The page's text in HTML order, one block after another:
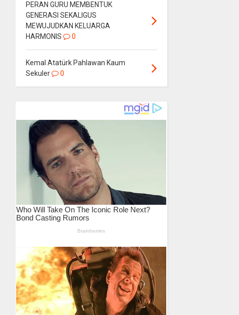
PERAN GURU MEMBENTUK
GENERASI SEKALIGUS
MEWUJUDKAN KELUARGA
HARMONIS
0
Kemal Atatürk Pahlawan Kaum
Sekuler
0